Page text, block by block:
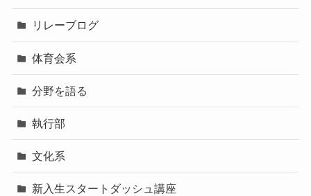
リレーブログ
体育会系
分野を語る
執行部
文化系
新入生スタートダッシュ講座